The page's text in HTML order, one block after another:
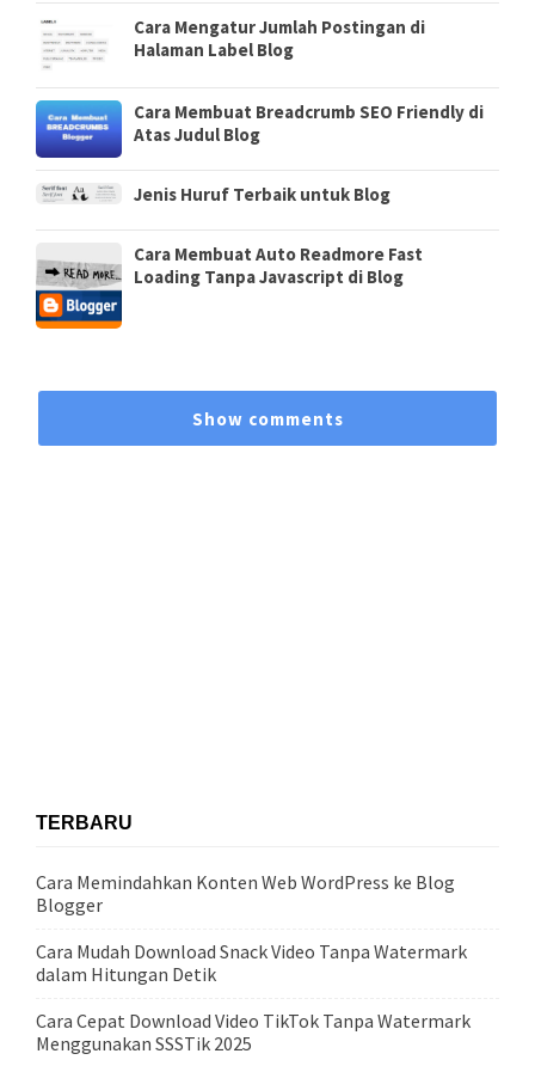
Cara Mengatur Jumlah Postingan di
Halaman Label Blog
Cara Membuat Breadcrumb SEO Friendly di
Atas Judul Blog
Jenis Huruf Terbaik untuk Blog
Cara Membuat Auto Readmore Fast
Loading Tanpa Javascript di Blog
Show comments
TERBARU
Cara Memindahkan Konten Web WordPress ke Blog
Blogger
Cara Mudah Download Snack Video Tanpa Watermark
dalam Hitungan Detik
Cara Cepat Download Video TikTok Tanpa Watermark
Menggunakan SSSTik 2025